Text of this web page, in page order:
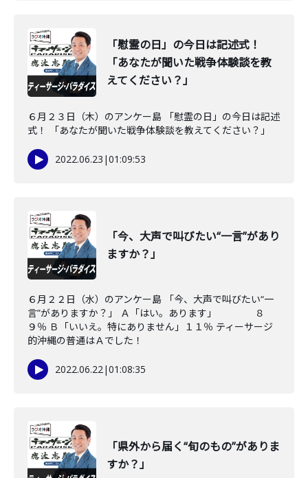
「慰霊の日」の今日は記述式！
「あなたが聞いた戦争体験談を教
えてください？」
６月２３日（木）のアンケー島 「慰霊の日」の今日は記述
式！ 「あなたが聞いた戦争体験談を教えてください？」
2022.06.23 |01:09:53
「今、大声で叫びたい“一言”があり
ますか？」
６月２２日（水）のアンケー島 「今、大声で叫びたい“一
言”がありますか？」 Ａ「はい。あります」 ８
９％ Ｂ「いいえ。特にありません」１１％ ティーサージ
的沖縄の普通はＡでした！
2022.06.22|01:08:35
「県外から届く“旬のもの”がありま
すか？」